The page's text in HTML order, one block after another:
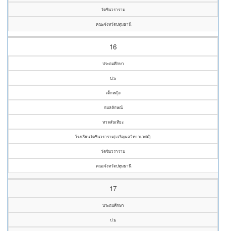
วัดชินวราราม
คณะจังหวัดปทุมธานี
16
ประถมศึกษา
ป.๖
เด็กหญิง
กมลลักษณ์
หวลสันเทียะ
โรงเรียนวัดชินวราราม(เจริญผลวิทยาเวศม์)
วัดชินวราราม
คณะจังหวัดปทุมธานี
17
ประถมศึกษา
ป.๖